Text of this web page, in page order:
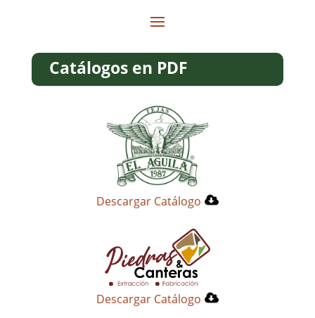
Catálogos en PDF
Descargar Catálogo
Descargar Catálogo